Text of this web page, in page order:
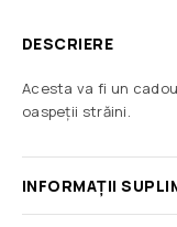
DESCRIERE
Acesta va fi un
oaspeții străini.
INFORMAȚII